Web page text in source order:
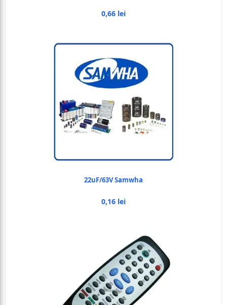
0,66 lei
22uF/63V Samwha
0,16 lei